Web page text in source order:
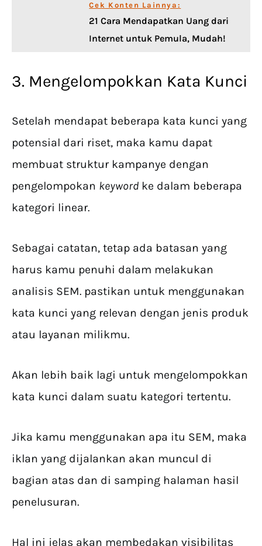
Cek Konten Lainnya:
21 Cara Mendapatkan Uang dari
Internet untuk Pemula, Mudah!
3. Mengelompokkan Kata Kunci
Setelah mendapat beberapa kata kunci yang
potensial dari riset, maka kamu dapat
membuat struktur kampanye dengan
pengelompokan keyword ke dalam beberapa
kategori linear.
Sebagai catatan, tetap ada batasan yang
harus kamu penuhi dalam melakukan
analisis SEM. pastikan untuk menggunakan
kata kunci yang relevan dengan jenis produk
atau layanan milikmu.
Akan lebih baik lagi untuk mengelompokkan
kata kunci dalam suatu kategori tertentu.
Jika kamu menggunakan apa itu SEM, maka
iklan yang dijalankan akan muncul di
bagian atas dan di samping halaman hasil
penelusuran.
Hal ini jelas akan membedakan visibilitas